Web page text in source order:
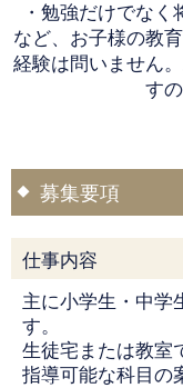
・勉強だけでな
など、お子様の教
経験は問いません
す
募集要項
仕事内容
主に小学生・中学
す。
生徒宅または教室
指導可能な科目の